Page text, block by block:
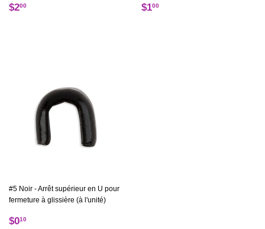
Prix
$200
Prix
$100
#5 Noir - Arrêt supérieur en U pour
fermeture à glissière (à l'unité)
Prix
$010